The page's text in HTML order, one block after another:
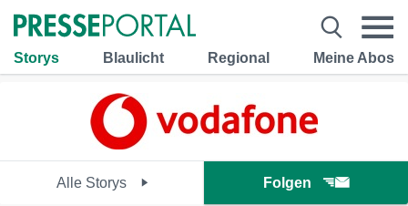
Storys Blaulicht Regional Meine Abos
Alle Storys Folgen